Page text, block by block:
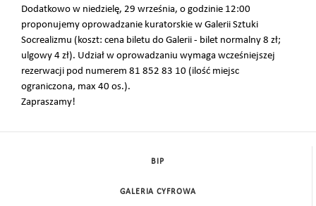
Dodatkowo w niedzielę, 29 września, o godzinie 12:00
proponujemy oprowadzanie kuratorskie w Galerii Sztuki
Socrealizmu (koszt: cena biletu do Galerii - bilet normalny 8 zł;
ulgowy 4 zł). Udział w oprowadzaniu wymaga wcześniejszej
rezerwacji pod numerem 81 852 83 10 (ilość miejsc
ograniczona, max 40 os.).
Zapraszamy!
BIP
GALERIA CYFROWA